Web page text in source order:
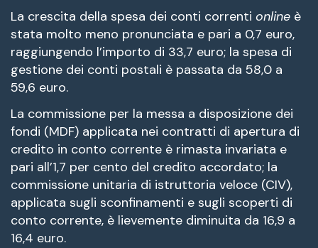
La crescita della spesa dei conti correnti online è
stata molto meno pronunciata e pari a 0,7 euro,
raggiungendo l’importo di 33,7 euro; la spesa di
gestione dei conti postali è passata da 58,0 a
59,6 euro.
La commissione per la messa a disposizione dei
fondi (MDF) applicata nei contratti di apertura di
credito in conto corrente è rimasta invariata e
pari all’1,7 per cento del credito accordato; la
commissione unitaria di istruttoria veloce (CIV),
applicata sugli sconfinamenti e sugli scoperti di
conto corrente, è lievemente diminuita da 16,9 a
16,4 euro.